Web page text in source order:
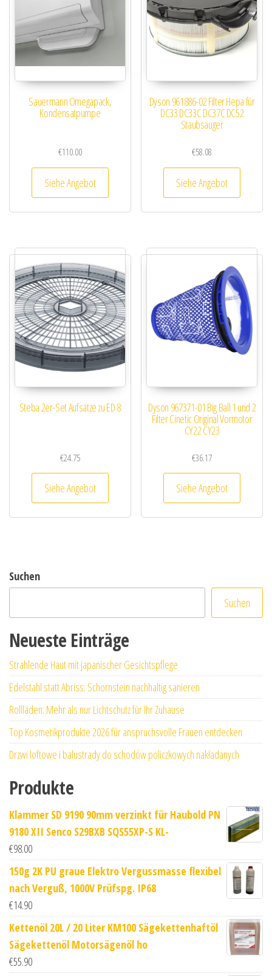
Sauermann Omegapack,
Kondensatpumpe
€110.00
Siehe Angebot
Dyson 961886-02 Filter Hepa für
DC33 DC33C DC37C DC52
Staubsauger
€58.08
Siehe Angebot
Steba 2er-Set Aufsätze zu ED 8
€24.75
Siehe Angebot
Dyson 967371-01 Big Ball 1 und 2
Filter Cinetic Original Vormotor
CY22 CY23
€36.17
Siehe Angebot
Suchen
Suchen
Neueste Einträge
Strahlende Haut mit japanischer Gesichtspflege
Edelstahl statt Abriss: Schornstein nachhaltig sanieren
Rollläden: Mehr als nur Lichtschutz für Ihr Zuhause
Top Kosmetikprodukte 2026 für anspruchsvolle Frauen entdecken
Drzwi loftowe i balustrady do schodów policzkowych nakładanych
Produkte
Klammer SD 9190 90mm verzinkt für Haubold PN
9180 XII Senco S29BXB SQS55XP-S KL-
€98.00
150g 2K PU graue Elektro Vergussmasse flexibel
nach Verguß, 1000V Prüfspg. IP68
€14.90
Kettenöl 20L / 20 Liter KM100 Sägekettenhaftöl
Sägekettenöl Motorsägenöl ho
€55.90